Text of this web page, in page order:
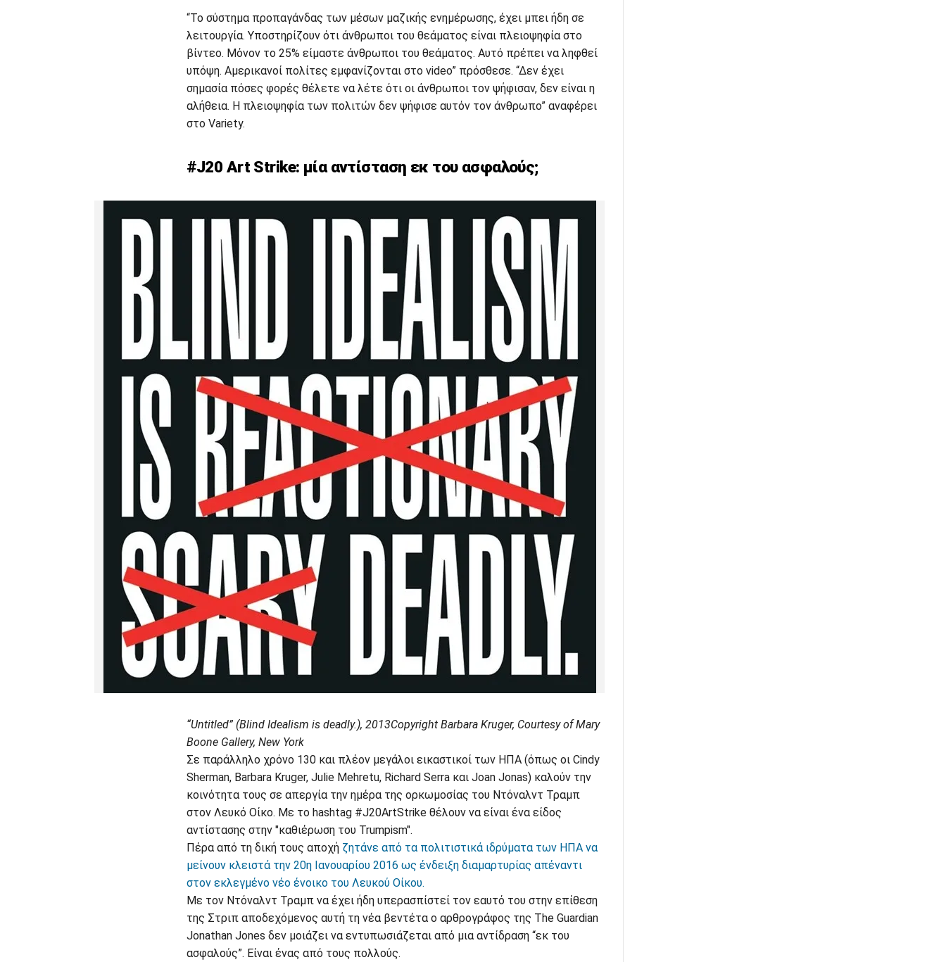
“Το σύστημα προπαγάνδας των μέσων μαζικής ενημέρωσης, έχει μπει ήδη σε
λειτουργία. Υποστηρίζουν ότι άνθρωποι του θεάματος είναι πλειοψηφία στο
βίντεο. Μόνον το 25% είμαστε άνθρωποι του θεάματος. Αυτό πρέπει να ληφθεί
υπόψη. Αμερικανοί πολίτες εμφανίζονται στο video” πρόσθεσε. “Δεν έχει
σημασία πόσες φορές θέλετε να λέτε ότι οι άνθρωποι τον ψήφισαν, δεν είναι η
αλήθεια. Η πλειοψηφία των πολιτών δεν ψήφισε αυτόν τον άνθρωπο” αναφέρει
στο Variety.
#J20 Art Strike: μία αντίσταση εκ του ασφαλούς;
“Untitled” (Blind Idealism is deadly.), 2013Copyright Barbara Kruger, Courtesy of Mary
Boone Gallery, New York
Σε παράλληλο χρόνο 130 και πλέον μεγάλοι εικαστικοί των ΗΠΑ (όπως οι Cindy
Sherman, Barbara Kruger, Julie Mehretu, Richard Serra και Joan Jonas) καλούν την
κοινότητα τους σε απεργία την ημέρα της ορκωμοσίας του Ντόναλντ Τραμπ
στον Λευκό Οίκο. Με το hashtag #J20ArtStrike θέλουν να είναι ένα είδος
αντίστασης στην "καθιέρωση του Trumpism".
Πέρα από τη δική τους αποχή ζητάνε από τα πολιτιστικά ιδρύματα των ΗΠΑ να
μείνουν κλειστά την 20η Ιανουαρίου 2016 ως ένδειξη διαμαρτυρίας απέναντι
στον εκλεγμένο νέο ένοικο του Λευκού Οίκου.
Με τον Ντόναλντ Τραμπ να έχει ήδη υπερασπίστεί τον εαυτό του στην επίθεση
της Στριπ αποδεχόμενος αυτή τη νέα βεντέτα ο αρθρογράφος της The Guardian
Jonathan Jones δεν μοιάζει να εντυπωσιάζεται από μια αντίδραση “εκ του
ασφαλούς”. Eίναι ένας από τους πολλούς.